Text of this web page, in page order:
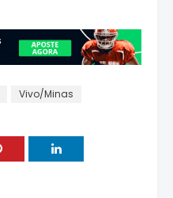
Vivo/Minas